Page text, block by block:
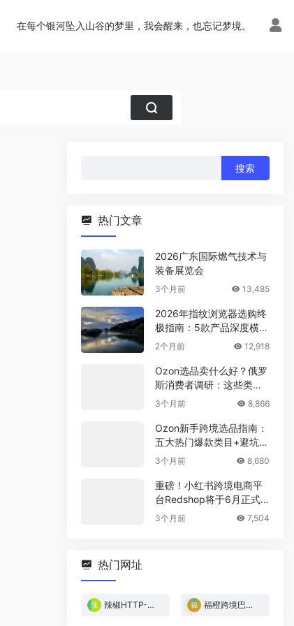
在每个银河坠入山谷的梦里，我会醒来，也忘记梦境。
热门文章
2026广东国际燃气技术与
装备展览会
3个月前 13,485
2026年指纹浏览器选购终
极指南：5款产品深度横
评，帮你省下冤枉钱
2个月前 12,918
Ozon选品卖什么好？俄罗
斯消费者调研：这些类目
最稳！
3个月前 8,866
Ozon新手跨境选品指南：
五大热门爆款类目+避坑清
单
3个月前 8,680
重磅！小红书跨境电商平
台Redshop将于6月正式
上线！
3个月前 7,504
热门网址
辣椒HTTP-免费试用 福橙跨境巴西专线